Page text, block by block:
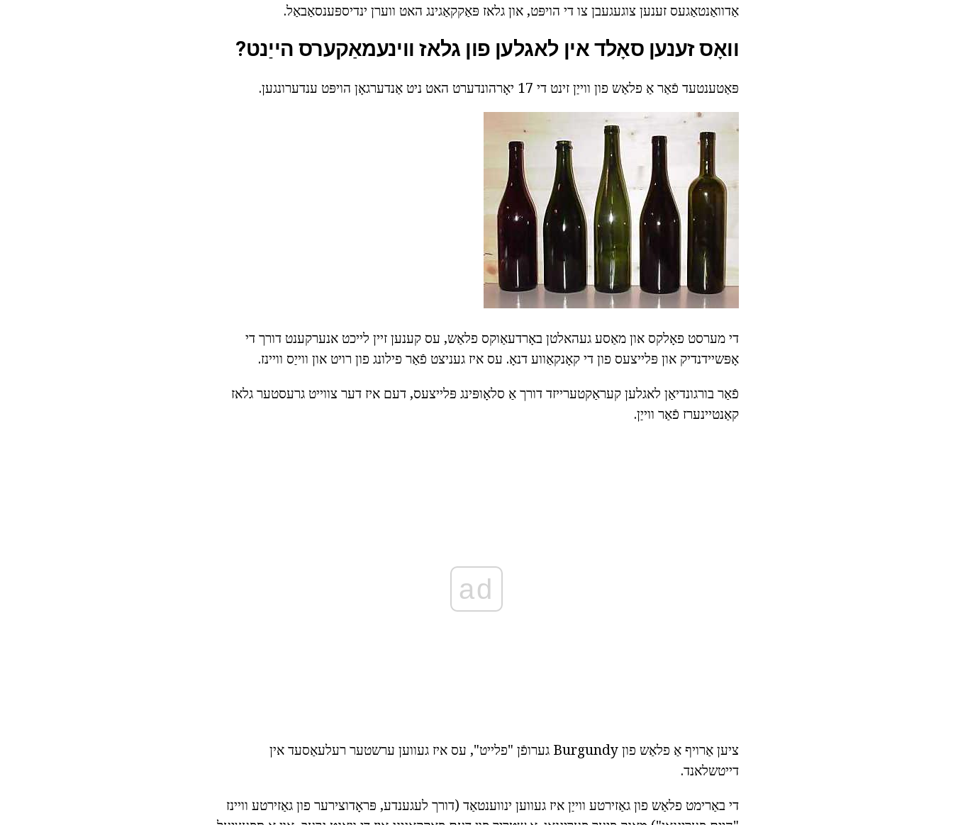
אַדוואַנטאַגעס זענען צוגעגעבן צו די הויפּט, און גלאז פּאַקקאַגינג האט ווערן ינדיספּענסאַבאַל.
וואָס זענען סאָלד אין לאגלען פון גלאז ווינעמאַקערס הייַנט?
פּאַטענטעד פֿאַר אַ פלאַש פון ווייַן זינט די 17 יאָרהונדערט האט ניט אַנדערגאָן הויפּט ענדערונגען.
די מערסט פאָלקס און מאַסע געהאלטן באָרדעאַוקס פלאַש, עס קענען זיין לייכט אנערקענט דורך די
אָפּשיידנדיק און פּלייצעס פון די קאָנקאַווע דנאָ. עס איז געניצט פֿאַר פילונג פון רויט און ווייַס וויינז.
פֿאַר בורגונדיאַן לאגלען קעראַקטערייזד דורך אַ סלאָופּינג פּלייצעס, דעם איז דער צווייט גרעסטער גלאז
קאַנטיינערז פֿאַר ווייַן.
ad
ציען אַרויף אַ פלאַש פון Burgundy גערופֿן "פלייט", עס איז געווען ערשטער רעלעאַסעד אין
דייטשלאנד.
די באַרימט פלאַש פון גאַזירטע ווייַן איז געווען ינווענטאַד (דורך לעגענדע, פּראָדוצירער פון גאַזירטע וויינז